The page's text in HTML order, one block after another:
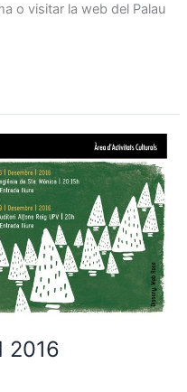
o visitar la web del Palau
2016